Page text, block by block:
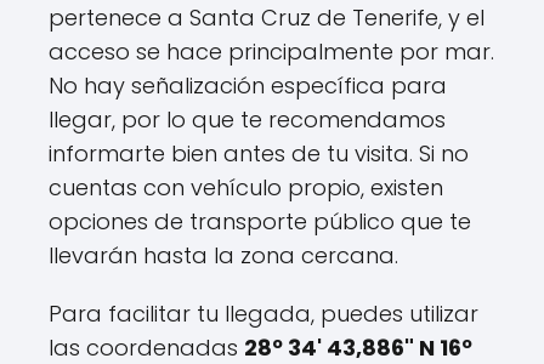
pertenece a Santa Cruz de Tenerife, y el
acceso se hace principalmente por mar.
No hay señalización específica para
llegar, por lo que te recomendamos
informarte bien antes de tu visita. Si no
cuentas con vehículo propio, existen
opciones de transporte público que te
llevarán hasta la zona cercana.
Para facilitar tu llegada, puedes utilizar
las coordenadas 28º 34' 43,886" N 16º